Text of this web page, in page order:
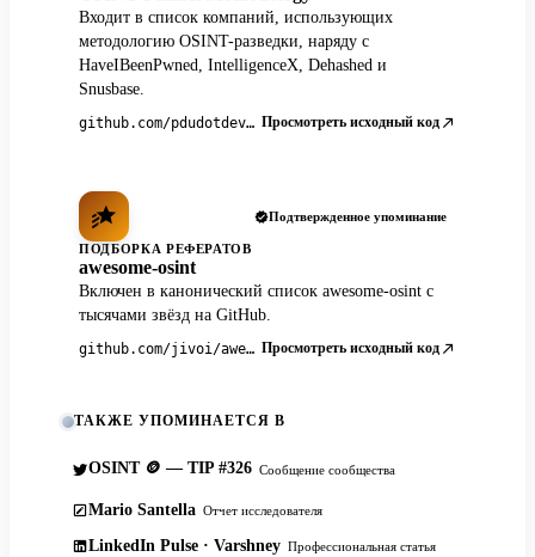
Входит в список компаний, использующих
методологию OSINT-разведки, наряду с
HaveIBeenPwned, IntelligenceX, Dehashed и
Snusbase.
github.com/pdudotdev/ofm Просмотреть исходный код
Подтвержденное упоминание
ПОДБОРКА РЕФЕРАТОВ
awesome-osint
Включен в канонический список awesome-osint с
тысячами звёзд на GitHub.
github.com/jivoi/awesome-osint Просмотреть исходный код
ТАКЖЕ УПОМИНАЕТСЯ В
OSINT 🪙 — TIP #326 Сообщение сообщества
Mario Santella Отчет исследователя
LinkedIn Pulse · Varshney Профессиональная статья